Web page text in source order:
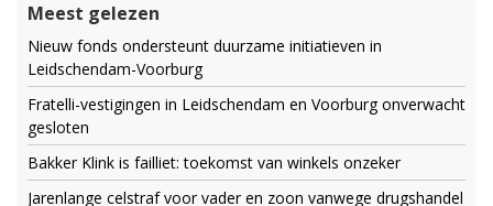
Meest gelezen
Nieuw fonds ondersteunt duurzame initiatieven in
Leidschendam-Voorburg
Fratelli-vestigingen in Leidschendam en Voorburg onverwacht
gesloten
Bakker Klink is failliet: toekomst van winkels onzeker
Jarenlange celstraf voor vader en zoon vanwege drugshandel